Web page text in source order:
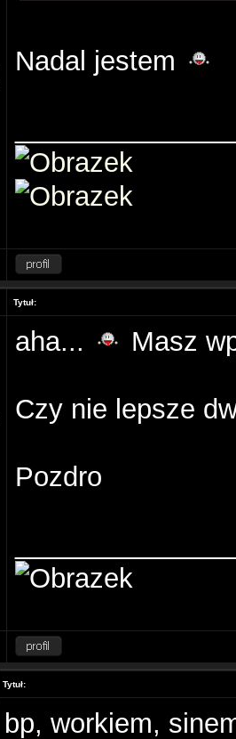
Nadal jestem
Tytuł:
aha... Masz
Czy nie lepsze
Pozdro
Tytuł:
bp, workiem,